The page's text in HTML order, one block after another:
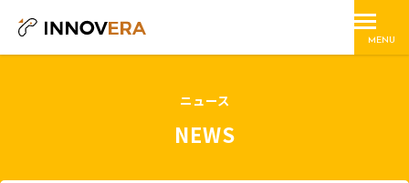
MENU
ニュース
NEWS